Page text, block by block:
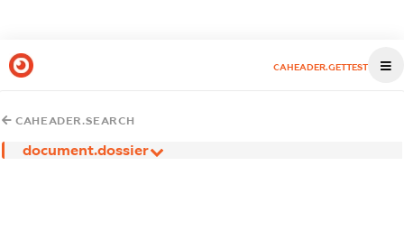
CAHEADER.GETTEST
CAHEADER.SEARCH
document.dossier